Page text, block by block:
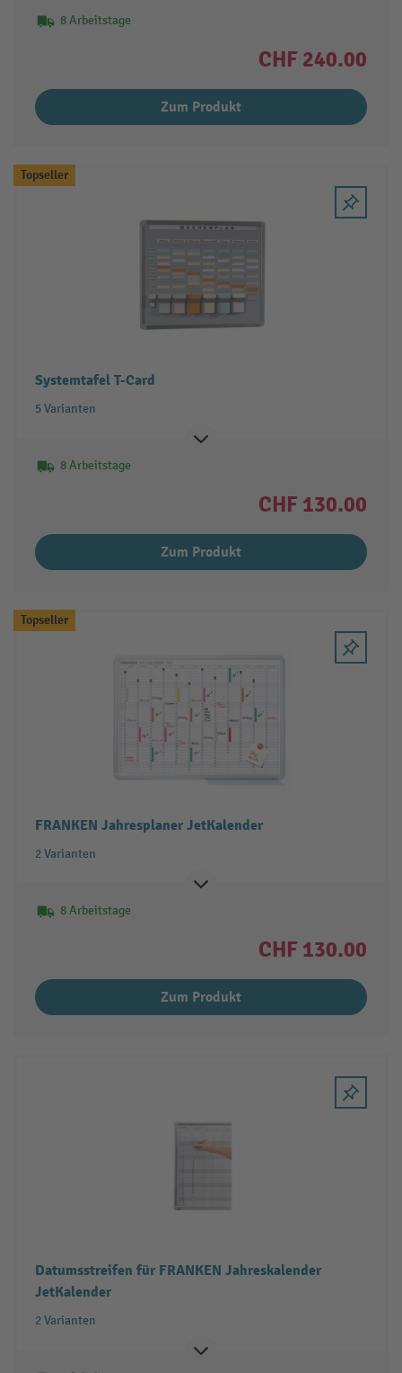
8 Arbeitstage
CHF 240.00
Zum Produkt
Topseller
Systemtafel T-Card
5 Varianten
8 Arbeitstage
CHF 130.00
Zum Produkt
Topseller
FRANKEN Jahresplaner JetKalender
2 Varianten
8 Arbeitstage
CHF 130.00
Zum Produkt
Datumsstreifen für FRANKEN Jahreskalender
JetKalender
2 Varianten